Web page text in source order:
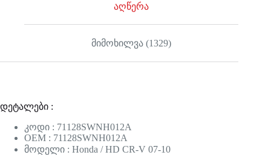
აღწერა
მიმოხილვა (1329)
დეტალები :
კოდი : 71128SWNH012A
OEM : 71128SWNH012A
მოდელი : Honda / HD CR-V 07-10